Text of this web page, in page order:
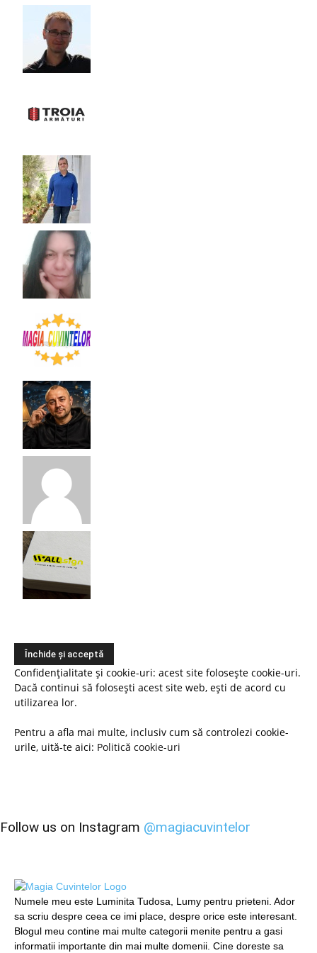
Confidențialitate și cookie-uri: acest site folosește cookie-uri.
Dacă continui să folosești acest site web, ești de acord cu
utilizarea lor.
Pentru a afla mai multe, inclusiv cum să controlezi cookie-
urile, uită-te aici: Politică cookie-uri
Follow us on Instagram @magiacuvintelor
Numele meu este Luminita Tudosa, Lumy pentru prieteni. Ador
sa scriu despre ceea ce imi place, despre orice este interesant.
Blogul meu contine mai multe categorii menite pentru a gasi
informatii importante din mai multe domenii. Cine doreste sa